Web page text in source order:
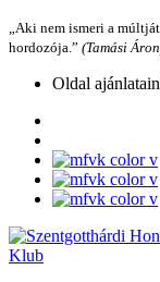
„Aki nem ismeri a
hordozója.” (Tamási
Oldal
Klub